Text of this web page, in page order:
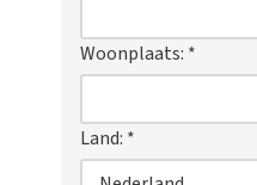
Woonplaats: *
Land: *